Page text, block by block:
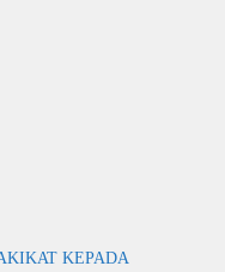
KEPADA